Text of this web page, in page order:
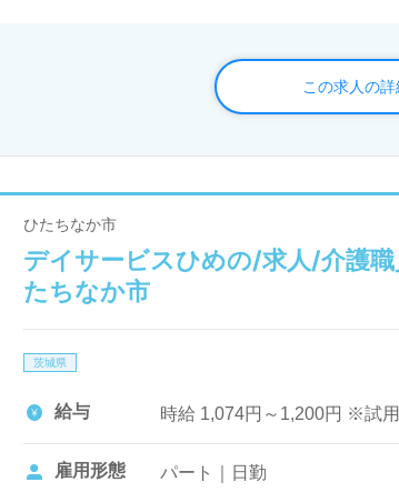
この求人の
ひたちなか市
デイサービスひめの/求人/介護
たちなか市
茨城県
給与 時給 1,074円～1,200円 ※試
雇用形態 パート｜日勤